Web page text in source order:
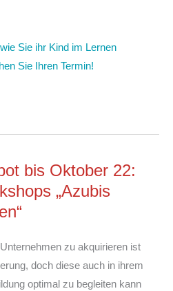
Sie ihr Kind im Lernen
Sie Ihren Termin!
bis Oktober 22:
„Azubis
zu akquirieren ist
doch diese auch in ihrem
optimal zu begleiten kann